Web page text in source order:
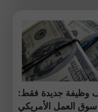
تقريبًا، لكن 44 ألف وظيفة جديدة فقط:
سوق العمل الأمريكي